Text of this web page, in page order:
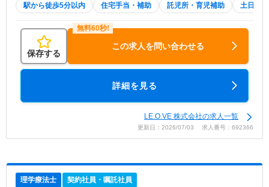
駅から徒歩5分以内 住宅手当・補助 託児所・育児補助 土日祝休
保存する
この求人を問い合わせる
詳細を見る
LE.O.VE 株式会社の求人一覧
更新日：2026/07/03 求人番号：692366
理学療法士 契約社員・嘱託社員